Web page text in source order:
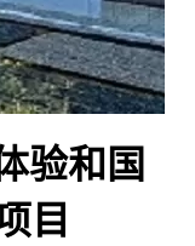
验和国
目